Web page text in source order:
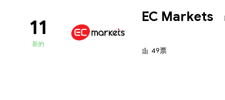
11
新的
EC Markets
49票